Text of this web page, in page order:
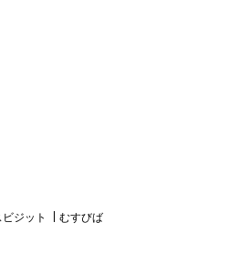
ジット むすびば